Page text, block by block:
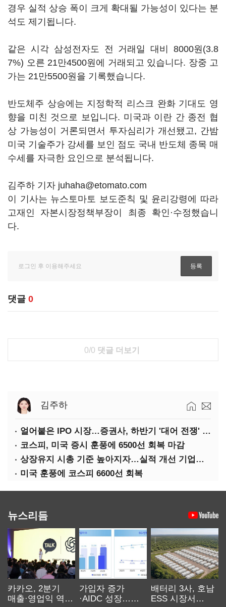
경우 실적 상승 폭이 크게 확대될 가능성이 있다는 분
석도 제기됩니다.
같은 시각 삼성전자도 전 거래일 대비 8000원(3.8
7%) 오른 21만4500원에 거래되고 있습니다. 장중 고
가는 21만5500원을 기록했습니다.
반도체주 상승에는 지정학적 리스크 완화 기대도 영
향을 미친 것으로 보입니다. 미국과 이란 간 종전 협
상 가능성이 거론되면서 투자심리가 개선됐고, 간밤
미국 기술주가 강세를 보인 점도 국내 반도체 종목 매
수세를 자극한 요인으로 분석됩니다.
김주하 기자 juhaha@etomato.com
이 기사는 뉴스토마토 보도준칙 및 윤리강령에 따라
고재인 자본시장정책부장이 최종 확인·수정했습니
다.
댓글 0
0/0 댓글 더보기
김주하
얼어붙은 IPO 시장…증권사, 하반기 '대어 전쟁' 기대
코스피, 미국 증시 훈풍에 6500선 회복 마감
상장유지 시총 기준 높아지자…실적 개선 기업도 '관리종목'
미국 훈풍에 코스피 6600선 회복
뉴스리듬
카카오, 2분기
매출·영업익 역대
가입자 증가
·AIDC 성장…
배터리 3사, 호남
ESS 시장서